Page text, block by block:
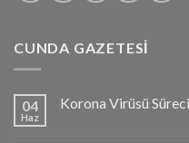
CUNDA GAZETESI
04
Haz
Korona Virüsü